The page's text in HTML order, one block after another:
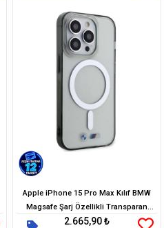
Apple iPhone 15 Pro Max Kılıf BMW
Magsafe Şarj Özellikli Transparan
Silver Ring Orjinal Lisanslı Kapak
2.665,90 ₺